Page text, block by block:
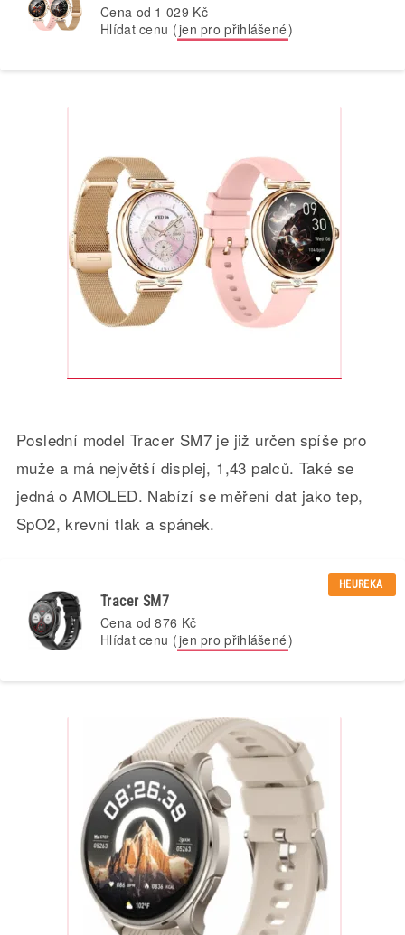
Cena od 1 029 Kč
Hlídat cenu (jen pro přihlášené)
Poslední model Tracer SM7 je již určen spíše pro
muže a má největší displej, 1,43 palců. Také se
jedná o AMOLED. Nabízí se měření dat jako tep,
SpO2, krevní tlak a spánek.
HEUREKA
Tracer SM7
Cena od876 Kč
Hlídat cenu (jen pro přihlášené)